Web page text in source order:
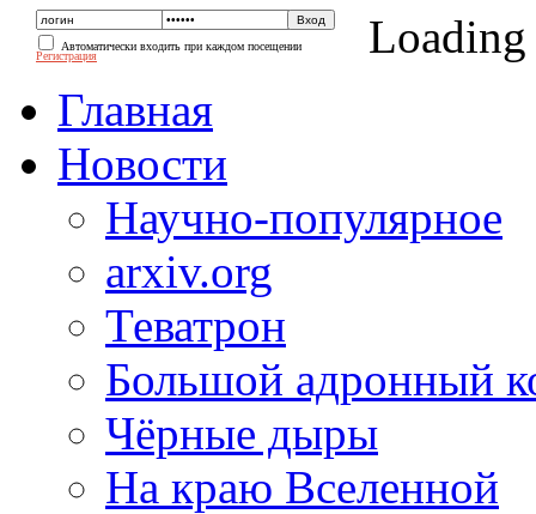
Автоматически входить при каждом посещении
Регистрация
Loading
Главная
Новости
Научно-популярное
arxiv.org
Теватрон
Большой адронный
Чёрные дыры
На краю Вселенной